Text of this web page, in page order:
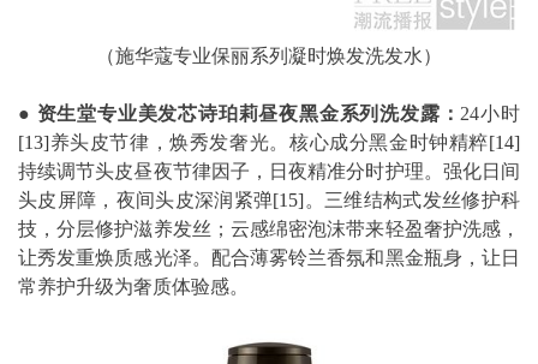
（施华蔻专业保丽系列凝时焕发洗发水）
● 资生堂专业美发芯诗珀莉昼夜黑金系列洗发露： 24小时
[13]养头皮节律，焕秀发奢光。核心成分黑金时钟精粹[14]
持续调节头皮昼夜节律因子，日夜精准分时护理。强化日间
头皮屏障，夜间头皮深润紧弹[15]。三维结构式发丝修护科
技，分层修护滋养发丝；云感绵密泡沫带来轻盈奢护洗感，
让秀发重焕质感光泽。配合薄雾铃兰香氛和黑金瓶身，让日
常养护升级为奢质体验感。